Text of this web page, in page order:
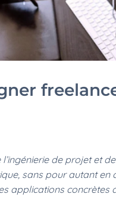
de projet et
sans pour autant
applications